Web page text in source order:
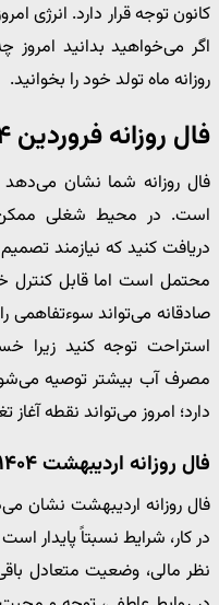
کانون توجه قرار دارد. انرژی
اگر می‌خواهید بدانید امروز
روزانه ماه تولد خود را بخوانید.
فال روزانه فروردین ۱۴۰۴
فال روزانه شما نشان می‌دهد
است. در محیط شغلی ممکن
دریافت کنید که نیازمند
محتمل است اما قابل کنترل
صادقانه می‌تواند سوءتفاهمی
استراحت توجه کنید زیرا
مصرف آب بیشتر توصیه
دارد؛ امروز می‌تواند نقطه
فال روزانه اردیبهشت ۱۴۰۴
فال روزانه اردیبهشت
در کار، شرایط نسبتاً پایدار
نظر مالی، وضعیت متعادل